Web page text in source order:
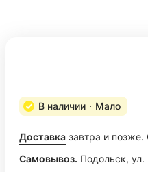
В наличии Мало
Доставка завтра и
Самовывоз. Подольск,